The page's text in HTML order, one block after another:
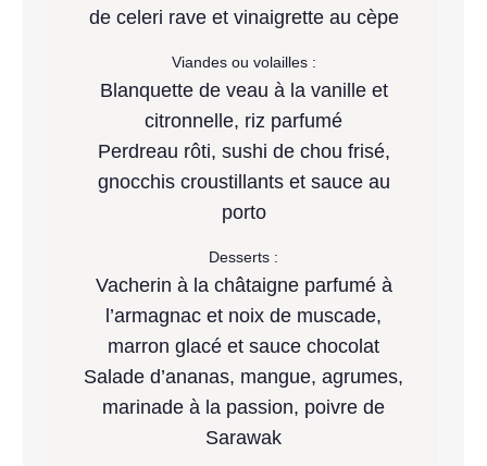
de celeri rave et vinaigrette au cèpe
Viandes ou volailles :
Blanquette de veau à la vanille et
citronnelle, riz parfumé
Perdreau rôti, sushi de chou frisé,
gnocchis croustillants et sauce au
porto
Desserts :
Vacherin à la châtaigne parfumé à
l’armagnac et noix de muscade,
marron glacé et sauce chocolat
Salade d’ananas, mangue, agrumes,
marinade à la passion, poivre de
Sarawak